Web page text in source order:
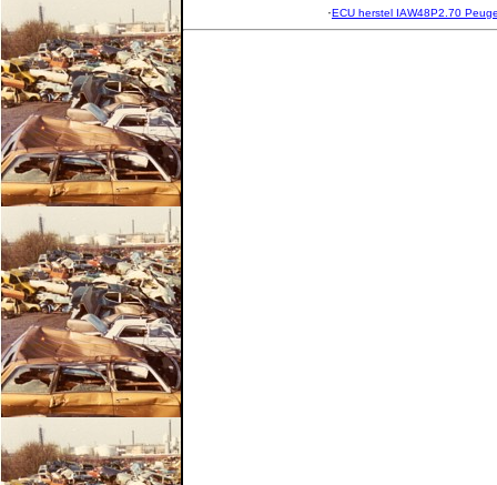
·ECU herstel IAW48P2.70